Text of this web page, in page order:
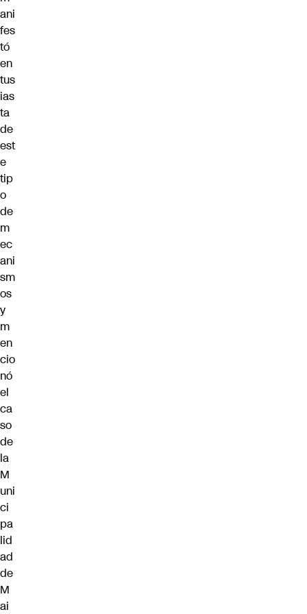
ani
fes
tó
en
tus
ias
ta
de
est
e
tip
o
de
m
ec
ani
sm
os
y
m
en
cio
nó
el
ca
so
de
la
M
uni
ci
pa
lid
ad
de
M
ai